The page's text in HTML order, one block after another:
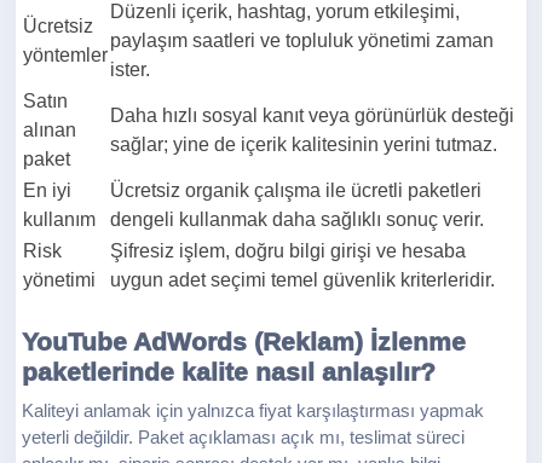
Ücretsiz
yöntemler
Düzenli içerik, hashtag, yorum etkileşimi,
paylaşım saatleri ve topluluk yönetimi zaman
ister.
Satın
alınan
paket
Daha hızlı sosyal kanıt veya görünürlük desteği
sağlar; yine de içerik kalitesinin yerini tutmaz.
En iyi
kullanım
Ücretsiz organik çalışma ile ücretli paketleri
dengeli kullanmak daha sağlıklı sonuç verir.
Risk
yönetimi
Şifresiz işlem, doğru bilgi girişi ve hesaba
uygun adet seçimi temel güvenlik kriterleridir.
YouTube AdWords (Reklam) İzlenme
paketlerinde kalite nasıl anlaşılır?
Kaliteyi anlamak için yalnızca fiyat karşılaştırması yapmak
yeterli değildir. Paket açıklaması açık mı, teslimat süreci